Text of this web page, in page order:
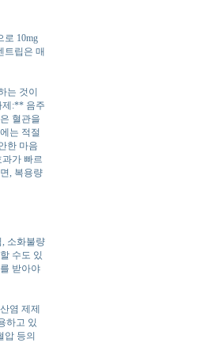
로 10mg
트립은 매
는 것이
제:** 음주
혈관을
는 적절
한 마음
가 빠르
, 복용량
소화불량
수도 있
받아야
염 제제
하고 있
압 등의